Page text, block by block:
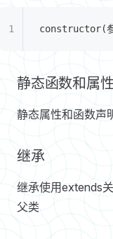
constructor(
静态函数和属性
静态属性和函数声
继承
继承使用extends
父类